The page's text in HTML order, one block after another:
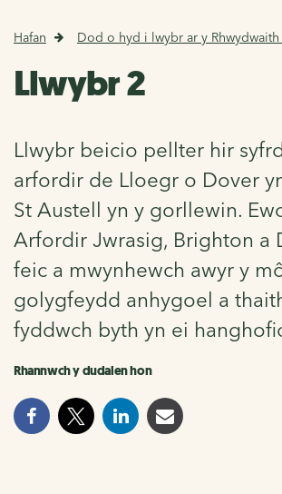
Hafan Dod o hyd i lwybr ar y
Llwybr 2
Llwybr beicio pellter hir
arfordir de Lloegr o Dover
St Austell yn y gorllewin.
Arfordir Jwrasig, Brighton a
feic a mwynhewch awyr y
golygfeydd anhygoel a
fyddwch byth yn ei
Rhannwch y dudalen hon